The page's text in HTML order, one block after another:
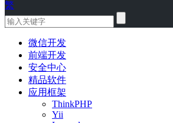
繁
微信开发
前端开发
安全中心
精品软件
应用框架
ThinkPHP
Yii